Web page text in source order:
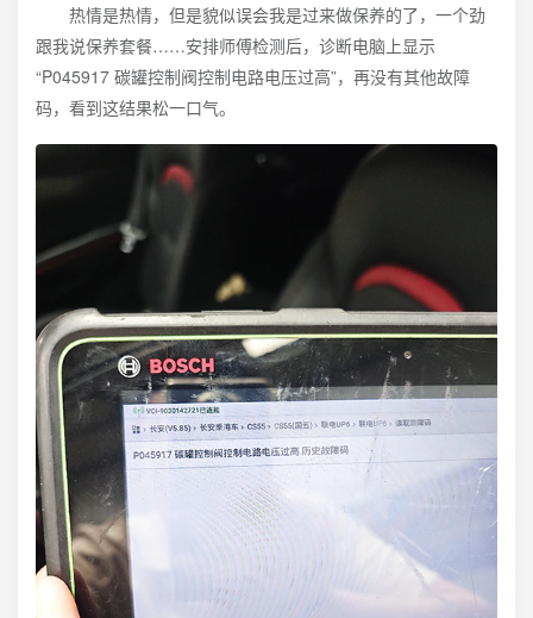
热情是热情，但是貌似误会我是过来做保养的了，一个劲
跟我说保养套餐……安排师傅检测后，诊断电脑上显示
“P045917 碳罐控制阀控制电路电压过高”，再没有其他故障
码，看到这结果松一口气。